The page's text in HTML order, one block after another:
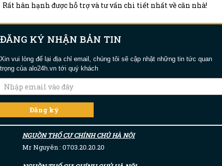
Rất hân hạnh được hỗ trợ và tư vấn chi tiết nhất về căn nhà!
ĐĂNG KÝ NHẬN BẢN TIN
Xin vui lòng để lại địa chỉ email, chúng tôi sẽ cập nhật những tin tức quan
trọng của alo24h.vn tới quý khách
NGUỒN THỔ CƯ CHÍNH CHỦ HÀ NỘI
Mr Nguyên : 0703.20.20.20